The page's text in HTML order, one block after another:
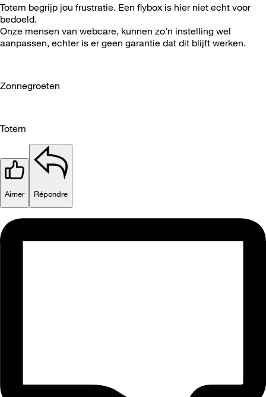
Totem begrijp jou frustratie. Een flybox is hier niet echt voor
bedoeld.
Onze mensen van webcare, kunnen zo'n instelling wel
aanpassen, echter is er geen garantie dat dit blijft werken.
Zonnegroeten
Totem
Aimer Répondre